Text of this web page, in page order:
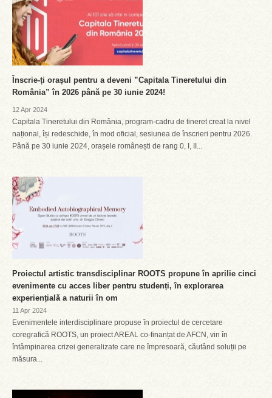
Înscrie-ți orașul pentru a deveni ”Capitala Tineretului din
România” în 2026 până pe 30 iunie 2024!
12 Apr 2024
Capitala Tineretului din România, program-cadru de tineret creat la nivel
național, își redeschide, în mod oficial, sesiunea de înscrieri pentru 2026.
Până pe 30 iunie 2024, orașele românești de rang 0, I, II...
Proiectul artistic transdisciplinar ROOTS propune în aprilie cinci
evenimente cu acces liber pentru studenți, în explorarea
experiențială a naturii în om
11 Apr 2024
Evenimentele interdisciplinare propuse în proiectul de cercetare
coregrafică ROOTS, un proiect AREAL co-finanțat de AFCN, vin în
întâmpinarea crizei generalizate care ne împresoară, căutând soluții pe
măsura...